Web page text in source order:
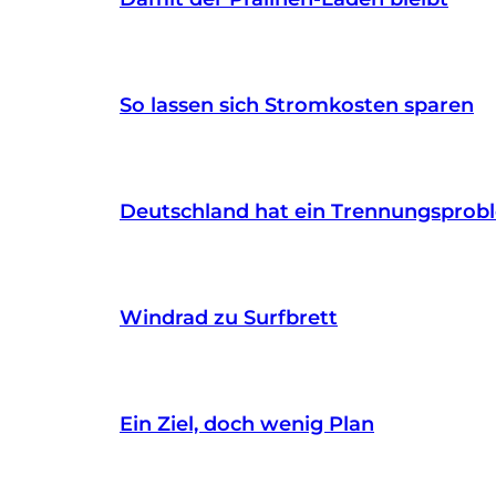
So lassen sich Stromkosten sparen
Deutschland hat ein
Windrad zu Surfbrett
Ein Ziel, doch wenig Plan